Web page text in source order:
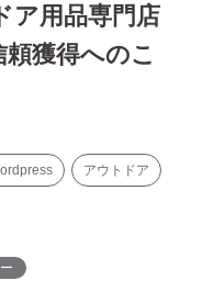
ア用品専門店
頼獲得へのこ
アウトドア